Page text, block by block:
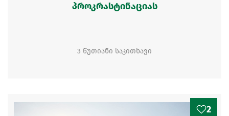
პროკრასტინაციას
3 წუთიანი საკითხავი
2